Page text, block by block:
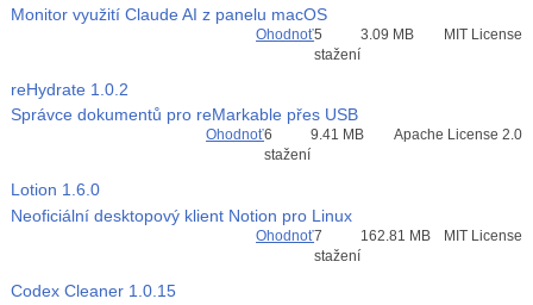
Monitor využití Claude AI z panelu macOS
Ohodnoť5
stažení
3.09 MB MIT License
reHydrate 1.0.2
Správce dokumentů pro reMarkable přes USB
Ohodnoť6
stažení
9.41 MB Apache License 2.0
Lotion 1.6.0
Neoficiální desktopový klient Notion pro Linux
Ohodnoť7
stažení
162.81 MB MIT License
Codex Cleaner 1.0.15